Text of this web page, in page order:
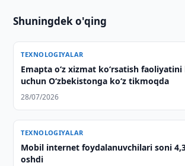
Shuningdek o'qing
TEXNOLOGIYALAR
Emapta oʻz xizmat koʻrsatish
uchun Oʻzbekistonga koʻz tikmoqda
28/07/2026
TEXNOLOGIYALAR
Mobil internet foydalanuvchilari soni
oshdi